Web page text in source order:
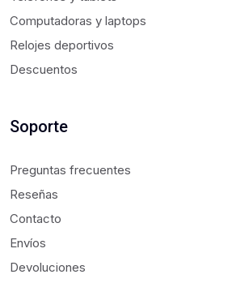
Computadoras y laptops
Relojes deportivos
Descuentos
Soporte
Preguntas frecuentes
Reseñas
Contacto
Envíos
Devoluciones